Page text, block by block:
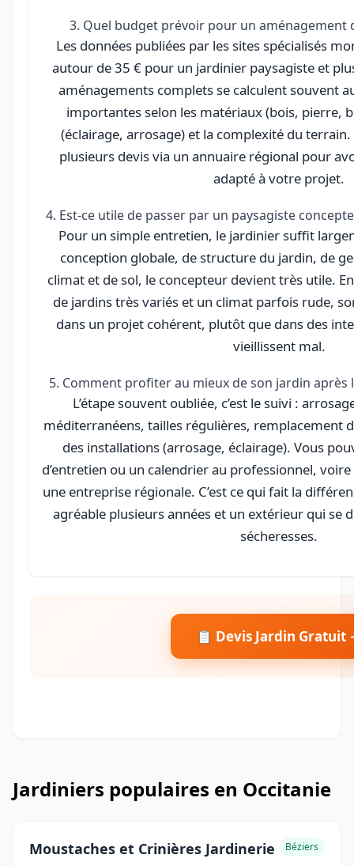
3. Quel budget prévoir pour un aménagement
Les données publiées par les sites spécialisés
autour de 35 € pour un jardinier paysagiste et
aménagements complets se calculent souvent
importantes selon les matériaux (bois, pierre,
(éclairage, arrosage) et la complexité du terrain.
plusieurs devis via un annuaire régional pour
adapté à votre projet.
4. Est-ce utile de passer par un paysagiste
Pour un simple entretien, le jardinier suffit
conception globale, de structure du jardin, de
climat et de sol, le concepteur devient très utile.
de jardins très variés et un climat parfois rude,
dans un projet cohérent, plutôt que dans des
vieillissent mal.
5. Comment profiter au mieux de son jardin après
L’étape souvent oubliée, c’est le suivi :
méditerranéens, tailles régulières, remplacement
des installations (arrosage, éclairage). Vous
d’entretien ou un calendrier au professionnel,
une entreprise régionale. C’est ce qui fait la
agréable plusieurs années et un extérieur qui se
sécheresses.
📋 Devis Jardin Gratuit
Jardiniers populaires en Occitanie
Moustaches et Crinières Jardinerie Béziers